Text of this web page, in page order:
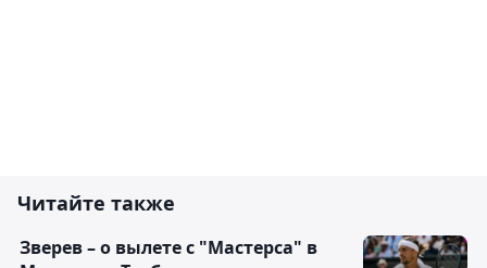
Читайте также
Зверев – о вылете с "Мастерса" в